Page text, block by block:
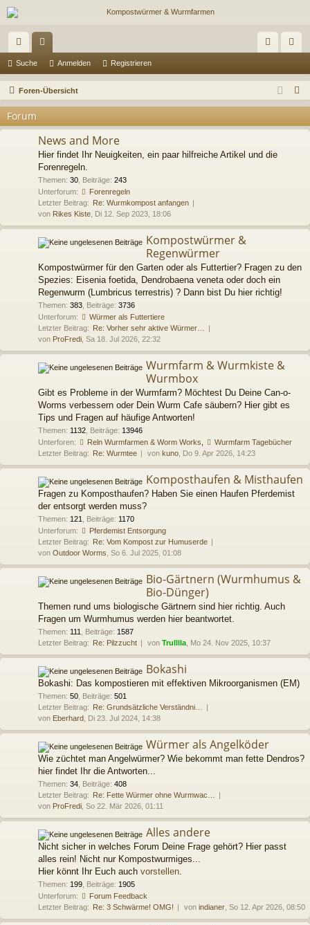
ch
ne
llz
ug
en m
el
de
ist
rie
re
Suche Anmelden Registrieren
Foren-Übersicht
u
Forum
News and More
Hier findet Ihr Neuigkeiten, ein paar hilfreiche Artikel und die
Forenregeln.
Themen: 30 Beiträge: 243
Unterforum:
Forenregeln
Letzter Beitrag: Re: Wurmkompost anfangen
von Rikes Kiste , Di 12. Sep 2023, 18:06
Kompostwürmer &
Regenwürmer
Kompostwürmer für den Garten oder als Futtertier? Fragen zu den
Spezies: Eisenia foetida, Dendrobaena veneta oder doch ein
Regenwurm (Lumbricus terrestris) ? Dann bist Du hier richtig!
Themen: 383 Beiträge: 3736
Unterforum:
Würmer als Futtertiere
Letzter Beitrag: Re: Vorher sehr aktive Würmer…
von ProFredi , Sa 18. Jul 2026, 22:32
Wurmfarm & Wurmkiste &
Wurmbox
Gibt es Probleme in der Wurmfarm? Möchtest Du Deine Can-o-
Worms verbessern oder Dein Wurm Cafe säubern? Hier gibt es
Tips und Fragen auf häufige Antworten!
Themen: 1132 Beiträge: 13946
Unterforen:
Reln Wurmfarmen & Worm Works
Wurmfarm Tagebücher
Letzter Beitrag: Re: Wurmtee von kuno , Do 9. Apr 2026, 14:23
Komposthaufen & Misthaufen
Fragen zu Komposthaufen? Haben Sie einen Haufen Pferdemist
der entsorgt werden muss?
Themen: 121 Beiträge: 1170
Unterforum:
Pferdemist Entsorgung
Letzter Beitrag: Re: Vom Kompost zur Humuserde
von Outdoor Worms , So 6. Jul 2025, 01:08
Bio-Gärtnern (Wurmhumus &
Bio-Dünger)
Themen rund ums biologische Gärtnern sind hier richtig. Auch
Fragen um Wurmhumus werden hier beantwortet.
Themen: 111 Beiträge: 1587
Letzter Beitrag: Re: Pilzzucht von Trulllla , Mo 24. Nov 2025, 10:37
Bokashi
Bokashi: Das kompostieren mit effektiven Mikroorganismen (EM)
Themen: 50 Beiträge: 501
Letzter Beitrag: Re: Grundsätzliche Verständni…
von Eberhard , Di 23. Jul 2024, 14:38
Würmer als Angelköder
Wie züchtet man Angelwürmer? Wie bekommt man fette Dendros?
hier findet Ihr die Antworten...
Themen: 34 Beiträge: 408
Letzter Beitrag: Re: Fette Würmer ohne Wurmwac…
von ProFredi , So 22. Mär 2026, 01:11
Alles andere
Nicht sicher in welches Forum Deine Frage gehört? Hier passt
alles rein! Nicht nur Kompostwurmiges...
Hier könnt Ihr Euch auch vorstellen.
Themen: 199 Beiträge: 1905
Unterforum:
Forum Feedback
Letzter Beitrag: Re: 3 Schwärme! OMG! von indianer , So 12. Apr 2026, 08:50